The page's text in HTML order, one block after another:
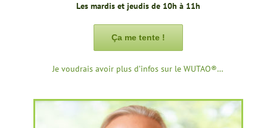
Les mardis et jeudis de 10h à 11h
Ça me tente !
Je voudrais avoir plus d’infos sur le WUTAO®…